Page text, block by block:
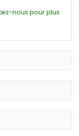
nous pour plus